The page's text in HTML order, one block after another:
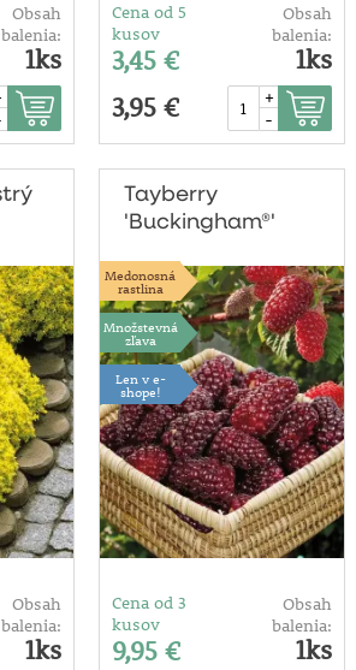
Obsah
balenia:
1ks
Cena od 5
kusov
3,45 €
Obsah
balenia:
1ks
3,95 €
+
-
Obsah
balenia:
1ks
Tayberry
'Buckingham®'
Medonosná
rastlina
Množstevná
zľava
Len v e-
shope!
Cena od 3
kusov
9,95 €
Obsah
balenia:
1ks